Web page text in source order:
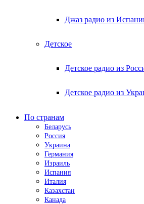
Джаз радио из
Детское
Детское радио из
Детское радио из
По странам
Беларусь
Россия
Украина
Германия
Израиль
Испания
Италия
Казахстан
Канада